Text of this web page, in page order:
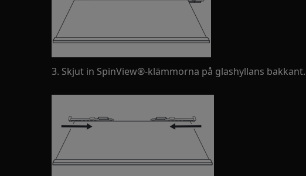
3. Skjut in SpinView®-klämmorna på glashyllans bakkant.